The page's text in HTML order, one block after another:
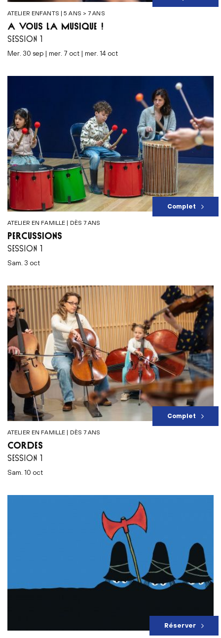
ATELIER ENFANTS | 5 ANS > 7 ANS
À VOUS LA MUSIQUE !
SESSION 1
mer. 30 sep | mer. 7 oct | mer. 14 oct
ATELIER EN FAMILLE | DÈS 7 ANS
PERCUSSIONS
SESSION 1
sam. 3 oct
Complet
ATELIER EN FAMILLE | DÈS 7 ANS
CORDES
SESSION 1
sam. 10 oct
Complet
Réserver